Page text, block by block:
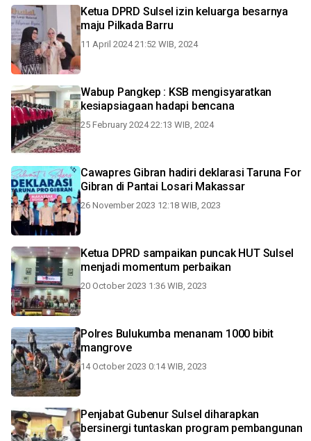
Ketua DPRD Sulsel izin keluarga besarnya
maju Pilkada Barru
11 April 2024 21:52 WIB, 2024
Wabup Pangkep : KSB mengisyaratkan
kesiapsiagaan hadapi bencana
25 February 2024 22:13 WIB, 2024
Cawapres Gibran hadiri deklarasi Taruna For
Gibran di Pantai Losari Makassar
26 November 2023 12:18 WIB, 2023
Ketua DPRD sampaikan puncak HUT Sulsel
menjadi momentum perbaikan
20 October 2023 1:36 WIB, 2023
Polres Bulukumba menanam 1000 bibit
mangrove
14 October 2023 0:14 WIB, 2023
Penjabat Gubenur Sulsel diharapkan
bersinergi tuntaskan program pembangunan